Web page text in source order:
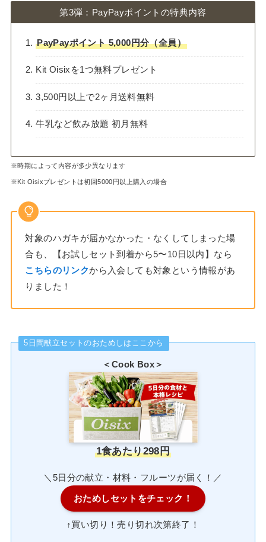
第3弾：PayPayポイントの特典内容
PayPayポイント 5,000円分（全員）
Kit Oisixを1つ無料プレゼント
3,500円以上で2ヶ月送料無料
牛乳など飲み放題 初月無料
※時期によって内容が多少異なります
※Kit Oisixプレゼントは初回5000円以上購入の場合
対象のハガキが届かなかった・なくしてしまった場
合も、【お試しセット到着から5〜10日以内】なら
こちらのリンクから入会しても対象という情報があ
りました！
5日間献立セットのおためしはここから
＜Cook Box＞
1食あたり298円
＼5日分の献立・材料・フルーツが届く！／
おためしセットをチェック！
↑買い切り！売り切れ次第終了！